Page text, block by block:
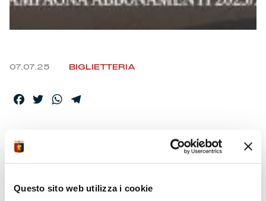
Questo sito web utilizza i cookie
07.07.25 BIGLIETTERIA
Facebook
TwitterWhatsApp
GIRO DI BOA DEI
15MILA
ABBONAMENTI